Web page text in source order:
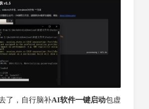
了，自行脑补AI软件一键启动包虚